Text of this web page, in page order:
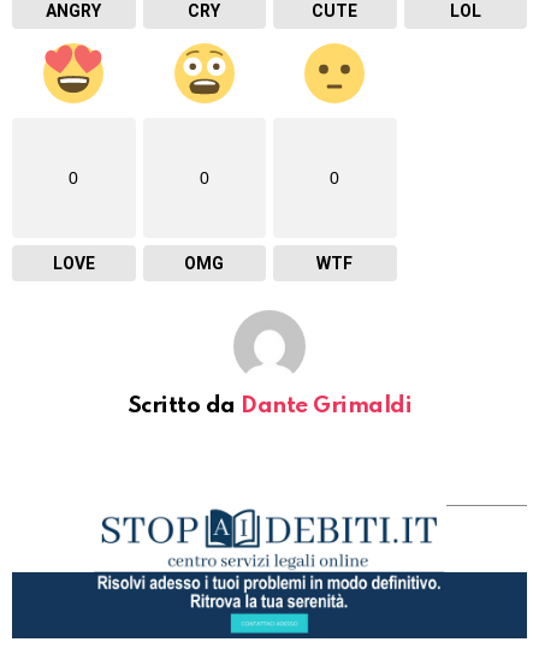
ANGRY CRY CUTE LOL
0
LOVE
0
OMG
0
WTF
Scritto da Dante Grimaldi